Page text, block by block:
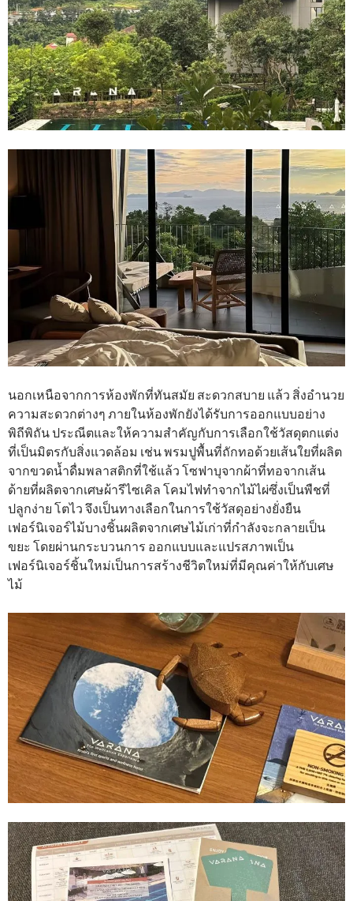
นอกเหนือจากการห้องพักที่ทันสมัย สะดวกสบาย แล้ว สิ่งอํานวย
ความสะดวกต่างๆ ภายในห้องพักยังได้รับการออกแบบอย่าง
พิถีพิถัน ประณีตและให้ความสำคัญกับการเลือกใช้วัสดุตกแต่ง
ที่เป็นมิตรกับสิ่งแวดล้อม เช่น พรมปูพื้นที่ถักทอด้วยเส้นใยที่ผลิต
จากขวดน้ำดื่มพลาสติกที่ใช้แล้ว โซฟาบุจากผ้าที่ทอจากเส้น
ด้ายที่ผลิตจากเศษผ้ารีไซเคิล โคมไฟทำจากไม้ไผ่ซึ่งเป็นพืชที่
ปลูกง่าย โตไว จึงเป็นทางเลือกในการใช้วัสดุอย่างยั่งยืน
เฟอร์นิเจอร์ไม้บางชิ้นผลิตจากเศษไม้เก่าที่กําลังจะกลายเป็น
ขยะ โดยผ่านกระบวนการ ออกแบบและแปรสภาพเป็น
เฟอร์นิเจอร์ชิ้นใหม่เป็นการสร้างชีวิตใหม่ที่มีคุณค่าให้กับเศษ
ไม้